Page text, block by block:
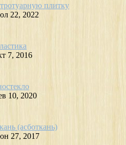
плитку
22, 2022
7, 2016
10, 2020
(асботкань)
27, 2017